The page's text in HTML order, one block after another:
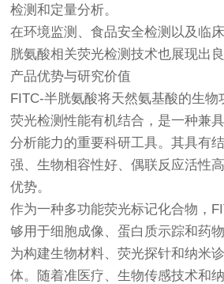
检测和定量分析。
在环境监测、食品安全检测以及临
胱氨酸相关荧光检测技术也展现出
产品优势与研究价值
FITC-半胱氨酸将天然氨基酸的生物
荧光检测性能有机结合，是一种兼
分析能力的重要科研工具。其具有
强、生物相容性好、偶联反应活性
优势。
作为一种多功能荧光标记化合物，
够用于细胞成像、蛋白质示踪和药
为构建生物材料、荧光探针和纳米
体。随着准医疗、生物传感技术和